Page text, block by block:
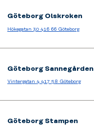
Göteborg Olskroken
Hökegatan 30 416 66 Göteborg
Göteborg Sannegården
Vintergatan 4 417 58 Göteborg
Göteborg Stampen